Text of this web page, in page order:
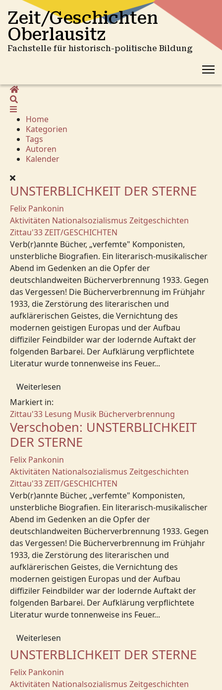
Zeit/Geschichten
Oberlausitz
Fachstelle für historisch-politische Bildung
Home
Home
Kategorien
Tags
Autoren
Kalender
UNSTERBLICHKEIT DER STERNE
Felix Pankonin
Aktivitäten Nationalsozialismus Zeitgeschichten
Zittau'33ZEIT/GESCHICHTEN
Verb(r)annte Bücher, „verfemte" Komponisten,
unsterbliche Biografien. Ein literarisch-musikalischer
Abend im Gedenken an die Opfer der
deutschlandweiten Bücherverbrennung 1933. Gegen
das Vergessen! Die Bücherverbrennung im Frühjahr
1933, die Zerstörung des literarischen und
aufklärerischen Geistes, die Vernichtung des
modernen geistigen Europas und der Aufbau
diffiziler Feindbilder war der lodernde Auftakt der
folgenden Barbarei. Der Aufklärung verpflichtete
Literatur wurde tonnenweise ins Feuer...
Weiterlesen
Markiert in:
Zittau'33 Lesung Musik Bücherverbrennung
Verschoben: UNSTERBLICHKEIT
DER STERNE
Felix Pankonin
Aktivitäten Nationalsozialismus Zeitgeschichten
Zittau'33ZEIT/GESCHICHTEN
Verb(r)annte Bücher, „verfemte" Komponisten,
unsterbliche Biografien. Ein literarisch-musikalischer
Abend im Gedenken an die Opfer der
deutschlandweiten Bücherverbrennung 1933. Gegen
das Vergessen! Die Bücherverbrennung im Frühjahr
1933, die Zerstörung des literarischen und
aufklärerischen Geistes, die Vernichtung des
modernen geistigen Europas und der Aufbau
diffiziler Feindbilder war der lodernde Auftakt der
folgenden Barbarei. Der Aufklärung verpflichtete
Literatur wurde tonnenweise ins Feuer...
Weiterlesen
UNSTERBLICHKEIT DER STERNE
Felix Pankonin
Aktivitäten Nationalsozialismus Zeitgeschichten